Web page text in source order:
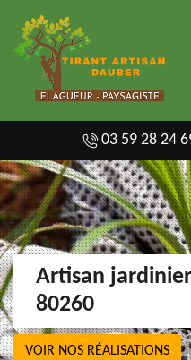
03 59 28 24
Artisan
80260
VOIR NOS RÉALISATIONS